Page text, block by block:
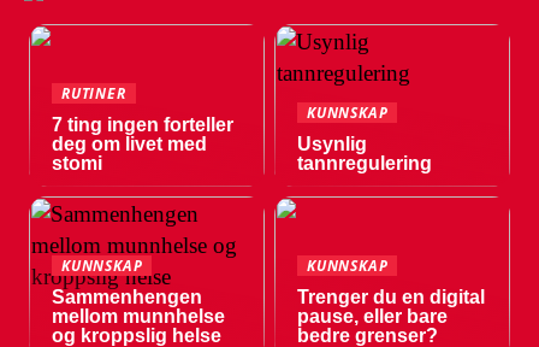
RUTINER
7 ting ingen forteller
deg om livet med
stomi
KUNNSKAP
Usynlig
tannregulering
KUNNSKAP
Sammenhengen
mellom munnhelse
og kroppslig helse
KUNNSKAP
Trenger du en digital
pause, eller bare
bedre grenser?